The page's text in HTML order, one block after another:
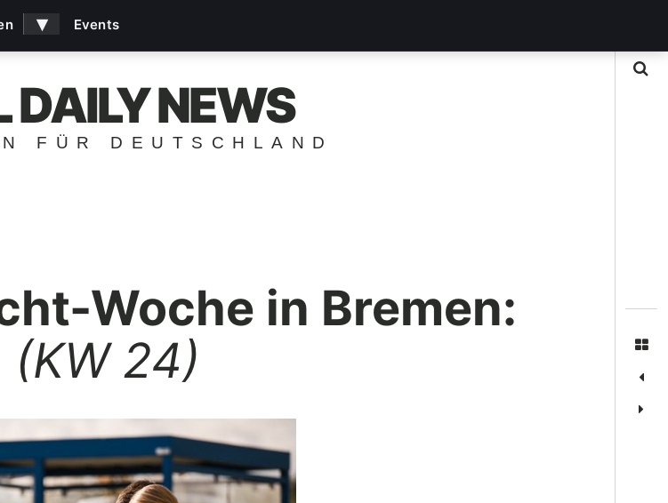
DAILY NEWS
FÜR DEUTSCHLAND
Woche in Bremen:
(KW 24)
▾ Events